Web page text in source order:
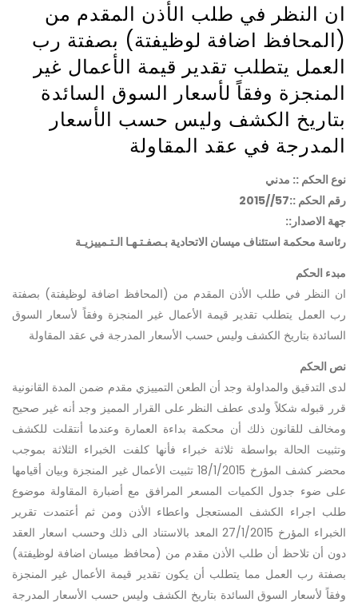
ان النظر في طلب الأذن المقدم من
(المحافظ اضافة لوظيفتة) بصفتة رب
العمل يتطلب تقدير قيمة الأعمال غير
المنجزة وفقاً لأسعار السوق السائدة
بتاريخ الكشف وليس حسب الأسعار
المدرجة في عقد المقاولة
نوع الحكم :: مدني
رقم الحكم ::57//2015
جهة الاصدار::
رئاسة محكمة استئناف ميسان الاتحادية بـصفـتـهـا الـتـمييزيـة
مبدء الحكم
ان النظر في طلب الأذن المقدم من (المحافظ اضافة لوظيفتة) بصفتة
رب العمل يتطلب تقدير قيمة الأعمال غير المنجزة وفقاً لأسعار السوق
السائدة بتاريخ الكشف وليس حسب الأسعار المدرجة في عقد المقاولة
نص الحكم
لدى التدقيق والمداولة وجد أن الطعن التمييزي مقدم ضمن المدة القانونية
قرر قبوله شكلاً ولدى عطف النظر على القرار المميز وجد أنه غير صحيح
ومخالف للقانون ذلك أن محكمة بداءة العمارة وعندما أنتقلت للكشف
وتثبيت الحالة بواسطة ثلاثة خبراء فأنها كلفت الخبراء الثلاثة بموجب
محضر كشف المؤرخ 18/1/2015 تثبيت الأعمال غير المنجزة وبيان أقيامها
على ضوء جدول الكميات المسعر المرافق مع أضبارة المقاولة موضوع
طلب اجراء الكشف المستعجل واعطاء الأذن ومن ثم أعتمدت تقرير
الخبراء المؤرخ 27/1/2015 المعد بالاستناد الى ذلك وحسب اسعار العقد
دون أن تلاحظ أن طلب الأذن مقدم من (محافظ ميسان اضافة لوظيفتة)
بصفتة رب العمل مما يتطلب أن يكون تقدير قيمة الأعمال غير المنجزة
وفقاً لأسعار السوق السائدة بتاريخ الكشف وليس حسب الأسعار المدرجة